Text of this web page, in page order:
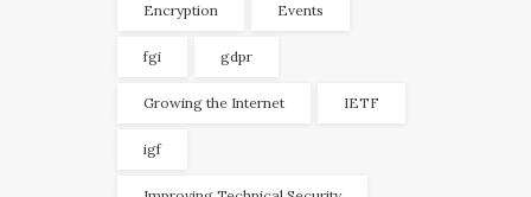
Encryption Events
fgi gdpr
Growing the Internet IETF
igf